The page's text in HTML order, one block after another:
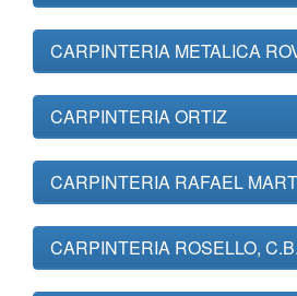
CARPINTERIA METALICA
CARPINTERIA ORTIZ
CARPINTERIA RAFAEL
CARPINTERIA ROSELLO, C.B.